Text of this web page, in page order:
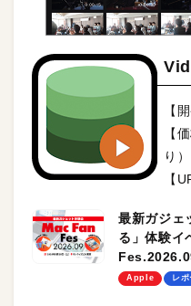
【
【
り）
【
最新ガジェ
る」体験イ
します！
Apple レポ